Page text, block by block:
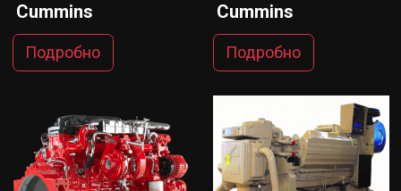
Cummins
Подробно
Cummins
Подробно